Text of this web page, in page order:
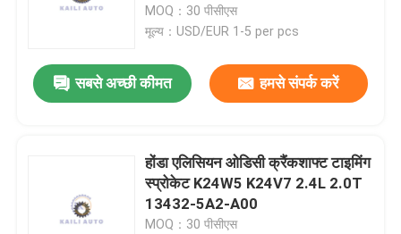
वीवीटी किट
वीवीटी समय श्रृंखला
MOQ：30 पीसीएस
मूल्य：USD/EUR 1-5 per pcs
सबसे अच्छी कीमत हमसे संपर्क करें
होंडा एलिसियन ओडिसी क्रैंकशाफ्ट टाइमिंग
स्प्रोकेट K24W5 K24V7 2.4L 2.0T
13432-5A2-A00
MOQ：30 पीसीएस